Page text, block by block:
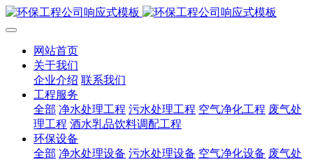
网站首页
关于我们
企业介绍 联系我们
工程服务
全部 净水处理工程 污水处理工程 空气净化工程 废气处
理工程 酒水乳品饮料调配工程
环保设备
全部 净水处理设备 污水处理设备 空气净化设备 废气处